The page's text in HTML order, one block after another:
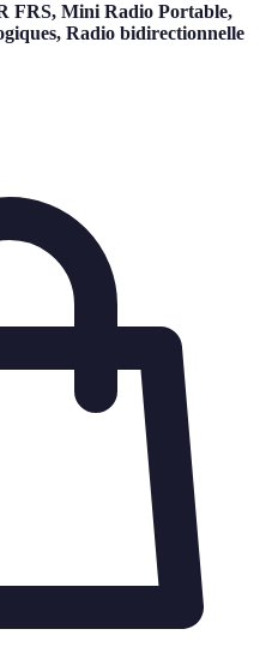
FRS, Mini Radio Portable,
Radio bidirectionnelle